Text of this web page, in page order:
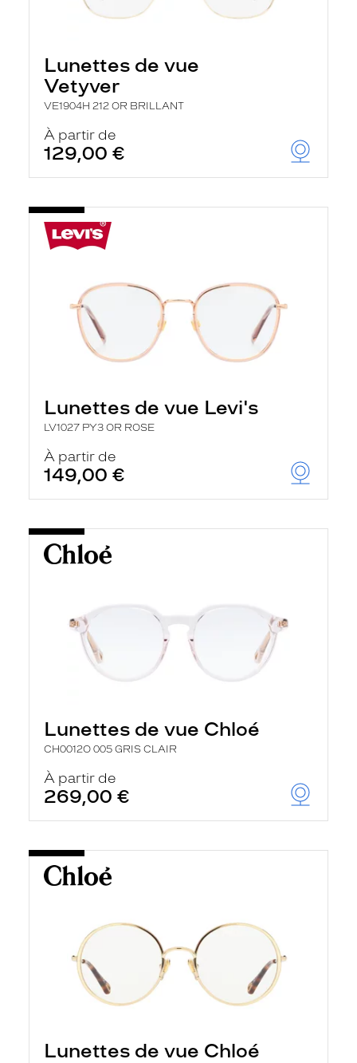
Lunettes de vue
Vetyver
VE1904H 212 OR BRILLANT
À partir de
129,00 €
Lunettes de vue Levi's
LV1027 PY3 OR ROSE
À partir de
149,00 €
Lunettes de vue Chloé
CH0012O 005 GRIS CLAIR
À partir de
269,00 €
Lunettes de vue Chloé